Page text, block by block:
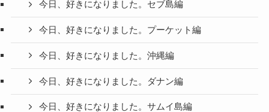
今日、好きになりました。セブ島編
今日、好きになりました。プーケット編
今日、好きになりました。沖縄編
今日、好きになりました。ダナン編
今日、好きになりました。サムイ島編